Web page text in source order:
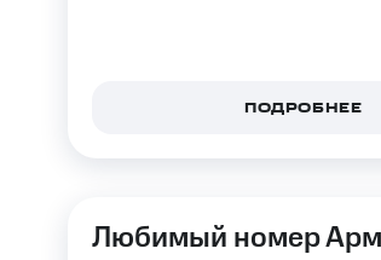
ПОДРОБНЕЕ
Любимый номер